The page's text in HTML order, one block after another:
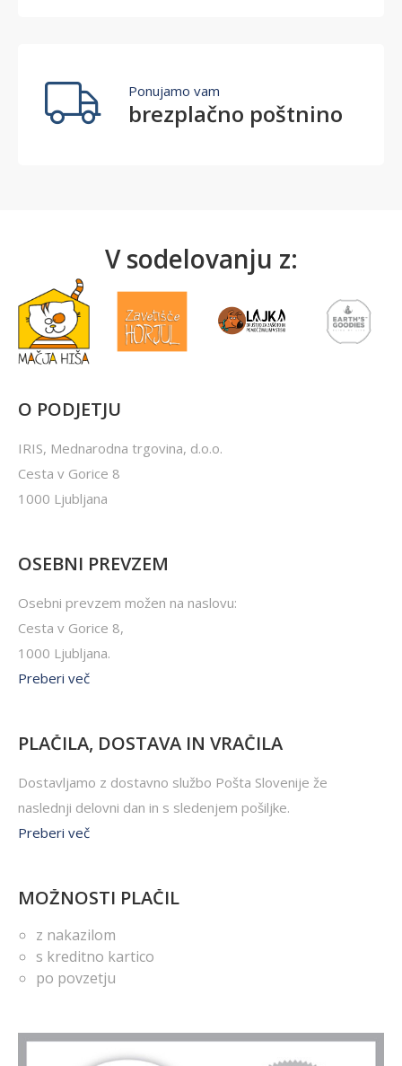
Ponujamo vam
brezplačno poštnino
V sodelovanju z:
O PODJETJU
IRIS, Mednarodna trgovina, d.o.o.
Cesta v Gorice 8
1000 Ljubljana
OSEBNI PREVZEM
Osebni prevzem možen na naslovu:
Cesta v Gorice 8,
1000 Ljubljana.
Preberi več
PLAČILA, DOSTAVA IN VRAČILA
Dostavljamo z dostavno službo Pošta Slovenije že
naslednji delovni dan in s sledenjem pošiljke.
Preberi več
MOŽNOSTI PLAČIL
z nakazilom
s kreditno kartico
po povzetju